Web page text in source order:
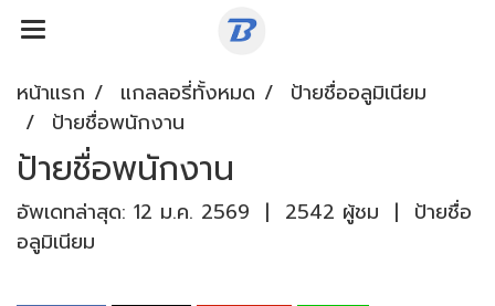
หน้าแรก แกลลอรี่ทั้งหมด
ป้ายชื่ออลูมิเนียม
ป้ายชื่อพนักงาน
ป้ายชื่อพนักงาน
อัพเดทล่าสุด: 12 ม.ค. 2569 | 2542 ผู้ชม | ป้ายชื่อ
อลูมิเนียม